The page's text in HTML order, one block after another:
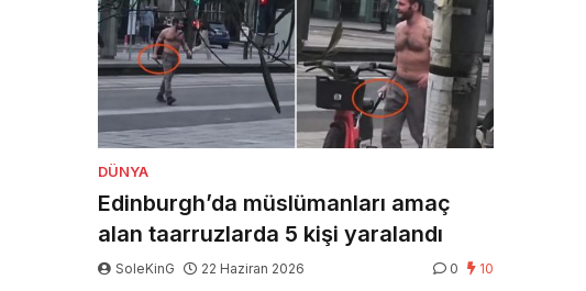
DÜNYA
Edinburgh’da müslümanları amaç
alan taarruzlarda 5 kişi yaralandı
SoleKinG 22 Haziran 2026 0 10